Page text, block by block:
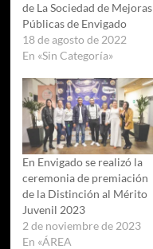
de La Sociedad de Mejoras
Públicas de Envigado
18 de agosto de 2022
En «Sin Categoría»
En Envigado se realizó la
ceremonia de premiación
de la Distinción al Mérito
Juvenil 2023
2 de noviembre de 2023
En «ÁREA